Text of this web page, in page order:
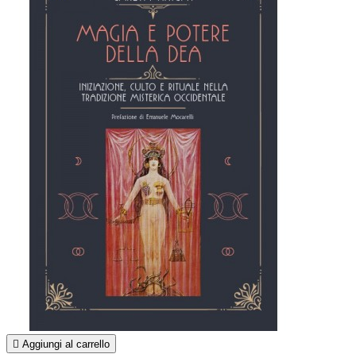
 Aggiungi al carrello